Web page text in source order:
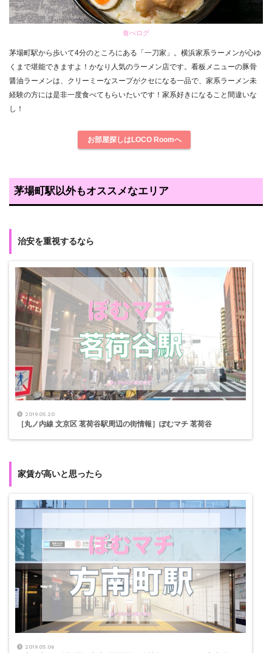
食べログ
茅場町駅から歩いて4分のところにある「一刀家」。横浜家系ラーメンが心ゆ
くまで堪能できますよ！かなり人気のラーメン店です。看板メニューの豚骨
醤油ラーメンは、クリーミーなスープがクセになる一品で、家系ラーメン未
経験の方には是非一度食べてもらいたいです！家系好きになること間違いな
し！
お部屋探しはLOCO Roomへ
茅場町駅以外もオススメなエリア
治安を重視するなら
2019.05.20
［丸ノ内線 文京区 茗荷谷駅周辺の街情報］ぽむマチ 茗荷谷
家賃が高いと思ったら
2019.05.06